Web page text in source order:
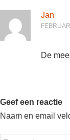
Jan
De
Geef een reactie
Naam en email